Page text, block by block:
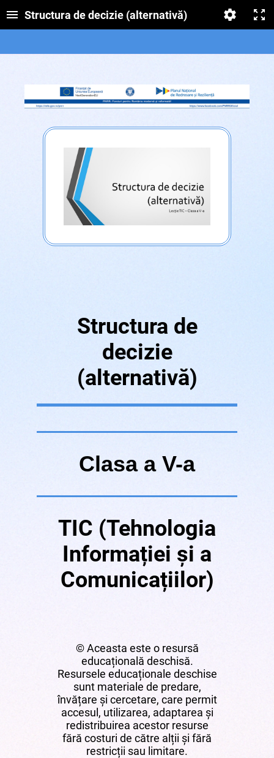
Structura de decizie (alternativă)
Structura de
decizie
(alternativă)
Clasa a V-a
TIC (Tehnologia
Informației și a
Comunicațiilor)
© Aceasta este o resursă
educațională deschisă.
Resursele educaționale deschise
sunt materiale de predare,
învățare și cercetare, care permit
accesul, utilizarea, adaptarea și
redistribuirea acestor resurse
fără costuri de către alții și fără
restricții sau limitare.